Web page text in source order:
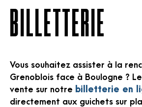
BILLETTERIE
Vous souhaitez assister à la
Grenoblois face à Boulogne ?
vente sur notre billetterie en
directement aux guichets sur